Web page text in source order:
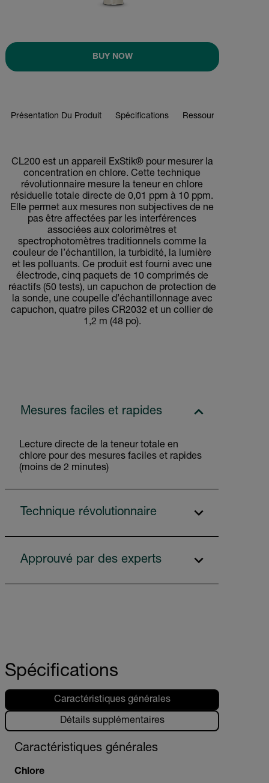
BUY NOW
Présentation Du Produit Spécifications Ressources Et
CL200 est un appareil ExStik® pour mesurer la
concentration en chlore. Cette technique
révolutionnaire mesure la teneur en chlore
résiduelle totale directe de 0,01 ppm à 10 ppm.
Elle permet aux mesures non subjectives de ne
pas être affectées par les interférences
associées aux colorimètres et
spectrophotomètres traditionnels comme la
couleur de l’échantillon, la turbidité, la lumière
et les polluants. Ce produit est fourni avec une
électrode, cinq paquets de 10 comprimés de
réactifs (50 tests), un capuchon de protection de
la sonde, une coupelle d’échantillonnage avec
capuchon, quatre piles CR2032 et un collier de
1,2 m (48 po).
Mesures faciles et rapides
Lecture directe de la teneur totale en
chlore pour des mesures faciles et rapides
(moins de 2 minutes)
Technique révolutionnaire
Approuvé par des experts
Spécifications
Caractéristiques générales
Détails supplémentaires
Caractéristiques générales
Chlore